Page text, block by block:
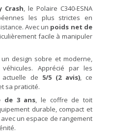
Crash, le Polaire C340-ESNA
les plus strictes en
Avec un poids net de
facile à manipuler
design sobre et moderne,
Apprécié par les
de 5/5 (2 avis), ce
sa praticité.
de 3 ans, le coffre de toit
durable, compact et
un espace de rangement